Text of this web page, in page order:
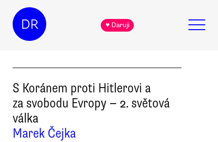
DR ♥ Daruji
S Koránem proti Hitlerovi a
za svobodu Evropy — 2. světová
válka
Marek Čejka